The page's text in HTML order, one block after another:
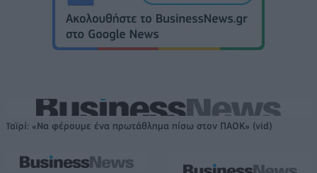
Ταϊρί: «Να φέρουμε ένα πρωτάθλημα πίσω στον ΠΑΟΚ» (vid)